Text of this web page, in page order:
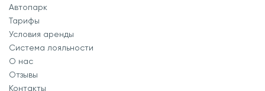
Автопарк
Тарифы
Условия аренды
Система лояльности
О нас
Отзывы
Контакты